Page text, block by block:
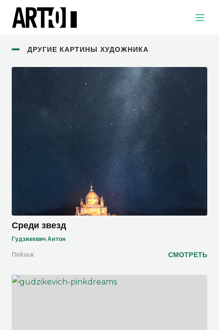
ДРУГИЕ КАРТИНЫ ХУДОЖНИКА
Среди звезд
Гудзикевич Антон
Пейзаж СМОТРЕТЬ